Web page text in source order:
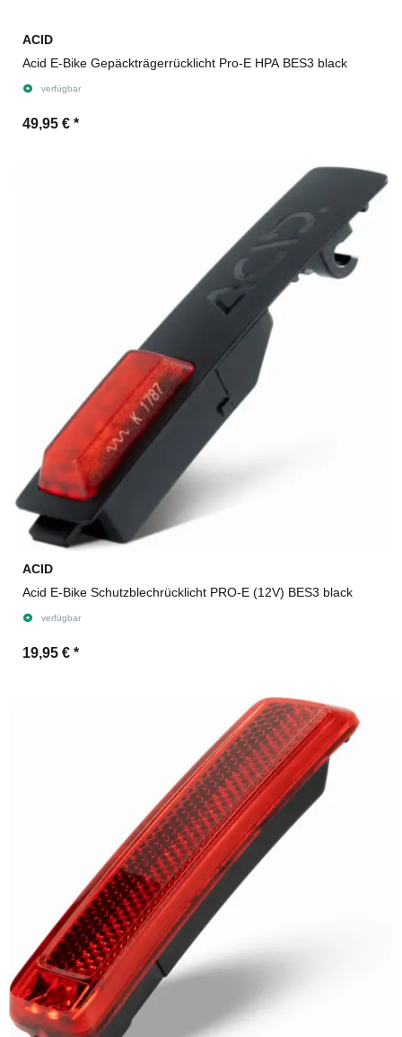
ACID
Acid E-Bike Gepäckträgerrücklicht Pro-E HPA BES3 black
verfügbar
49,95 € *
ACID
Acid E-Bike Schutzblechrücklicht PRO-E (12V) BES3 black
verfügbar
19,95 € *